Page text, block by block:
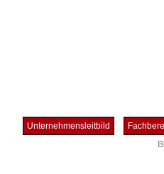
Unternehmensleitbild